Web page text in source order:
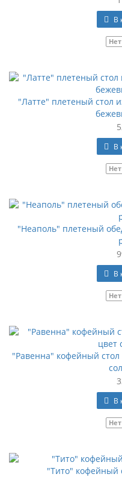
В
"Латте" плетеный стол
В
"Неаполь" плетеный
В
"Равенна" кофейный стол
В
"Тито" кофейный